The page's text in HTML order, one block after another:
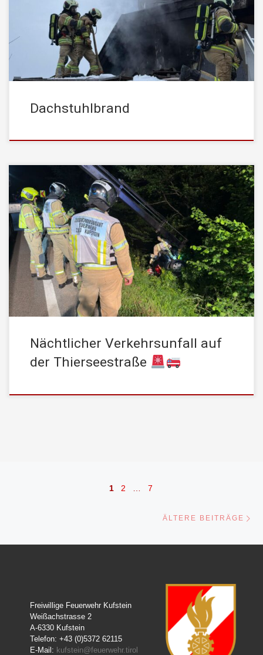
Brandbekämpfung erfolgte über einen kombinierten Innen- und
Außenangriff mit insgesamt drei Atemschutztrupps. Zusätzlich
wurde über die Drehleiter ein Löschangriff von außen über das
Dach durchgeführt. Zur gezielten Brandbekämpfung […]
Dachstuhlbrand
Am Donnerstag, den 05. Juni 2025 wurde die
STADTFEUERWEHR Kufstein um 23:31 Uhr zu einem
Verkehrsunfall auf der Thierseestraße alarmiert. Aus noch
ungeklärter Ursache kam ein Fahrzeug von der Fahrbahn ab,
überschlug sich und kam im Straßengraben zum Stillstand. Beim
Eintreffen der Einsatzkräfte befand sich glücklicherweise keine
Person mehr im […]
Nächtlicher Verkehrsunfall auf
der Thierseestraße
1 2 7
ÄLTERE BEITRÄGE
Freiwillige Feuerwehr Kufstein
Weißachstrasse 2
A-6330 Kufstein
Telefon: +43 (0)5372 62115
E-Mail: kufstein@feuerwehr.tirol